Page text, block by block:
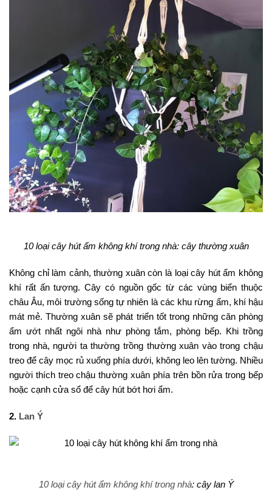
10 loại cây hút ẩm không khí trong nhà: cây thường xuân
Không chỉ làm cảnh, thường xuân còn là loại cây hút ẩm không
khí rất ấn tượng. Cây có nguồn gốc từ các vùng biển thuộc
châu Âu, môi trường sống tự nhiên là các khu rừng ẩm, khí hậu
mát mẻ. Thường xuân sẽ phát triển tốt trong những căn phòng
ẩm ướt nhất ngôi nhà như phòng tắm, phòng bếp. Khi trồng
trong nhà, người ta thường trồng thường xuân vào trong chậu
treo để cây mọc rủ xuống phía dưới, không leo lên tường. Nhiều
người thích treo chậu thường xuân phía trên bồn rửa trong bếp
hoặc cạnh cửa sổ để cây hút bớt hơi ẩm.
2. Lan Ý
10 loại cây hút ẩm không khí trong nhà: cây lan Ý